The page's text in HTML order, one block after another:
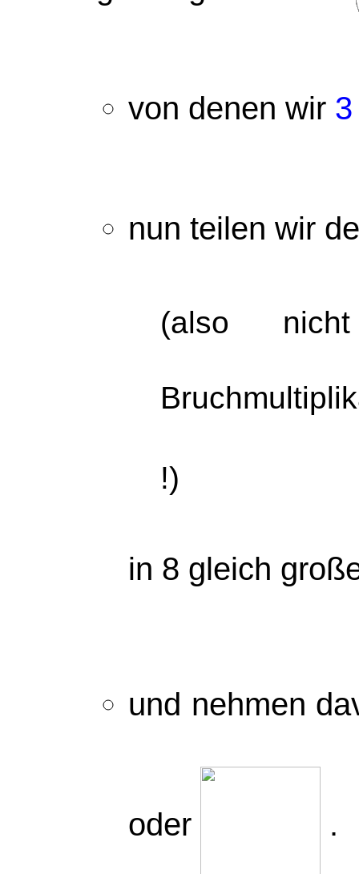
von denen wir 3
nun teilen wir
(also
!)
in 8 gleich
und nehmen
oder .